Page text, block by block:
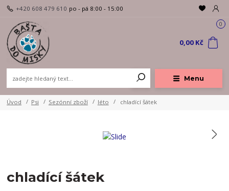
Menu
+420 608 479 610 po - pá 8:00 - 15:00
0
0,00 Kč
Úvod Psi Sezónní zboží léto chladící šátek
chladící šátek